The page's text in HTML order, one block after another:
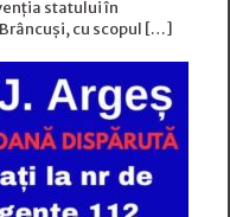
statului în
cu scopul […]